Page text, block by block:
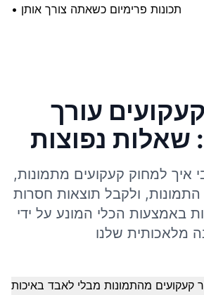
• תכונות פרימיום כשאתה צורך אותן
עורך
שאלות נפוצות
איך למחוק קעקועים מתמונות,
ולקבל תוצאות חסרות
באמצעות הכלי המונע על ידי
מלאכותית שלנו